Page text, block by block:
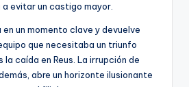
a evitar un castigo mayor.
un momento clave y devuelve
que necesitaba un triunfo
caída en Reus. La irrupción de
abre un horizonte ilusionante